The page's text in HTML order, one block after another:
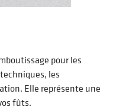
pour les
les
Elle représente une
fûts.